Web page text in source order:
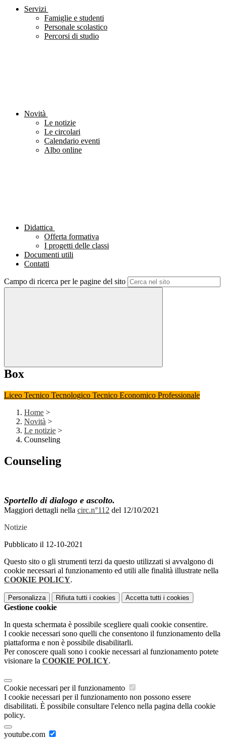
Servizi
Famiglie e studenti
Personale scolastico
Percorsi di studio
Novità
Le notizie
Le circolari
Calendario eventi
Albo online
Didattica
Offerta formativa
I progetti delle classi
Documenti utili
Contatti
Campo di ricerca per le pagine del sito
Box
Liceo Tecnico Tecnologico Tecnico Economico Professionale
Home >
Novità >
Le notizie >
Counseling
Counseling
Sportello di dialogo e ascolto.
Maggiori dettagli nella circ.n°112 del 12/10/2021
Notizie
Pubblicato il 12-10-2021
Questo sito o gli strumenti terzi da questo utilizzati si avvalgono di
cookie necessari al funzionamento ed utili alle finalità illustrate nella
COOKIE POLICY.
Personalizza Rifiuta tutti i cookies Accetta tutti i cookies
Gestione cookie
In questa schermata è possibile scegliere quali cookie consentire.
I cookie necessari sono quelli che consentono il funzionamento della
piattaforma e non è possibile disabilitarli.
Per conoscere quali sono i cookie necessari al funzionamento potete
visionare la COOKIE POLICY.
Cookie necessari per il funzionamento
I cookie necessari per il funzionamento non possono essere
disabilitati. È possibile consultare l'elenco nella pagina della cookie
policy.
youtube.com